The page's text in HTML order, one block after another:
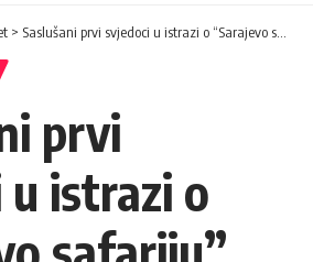
> Saslušani prvi svjedoci u istrazi o “Sarajevo safariju”
prvi
u istrazi o